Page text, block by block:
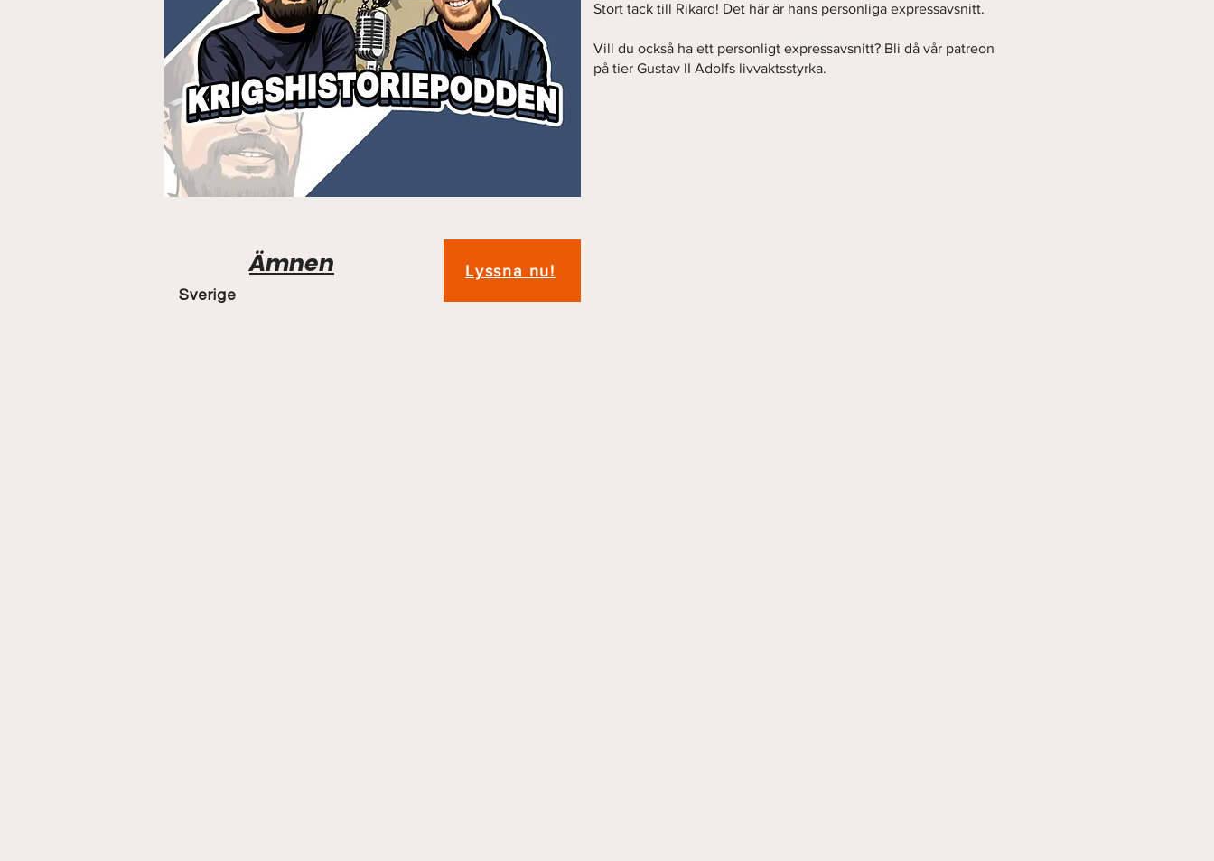
Ämnen
Sverige
Lyssna nu!
Stort tack till Rikard! Det här är hans personliga expressavsnitt.
Vill du också ha ett personligt expressavsnitt? Bli då vår patreon
på tier Gustav II Adolfs livvaktsstyrka.